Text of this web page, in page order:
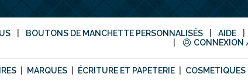
BOUTONS DE MANCHETTE PERSONNALISÉS AIDE
CONNEXION
MARQUES ÉCRITURE ET PAPETERIE COSMETIQUES